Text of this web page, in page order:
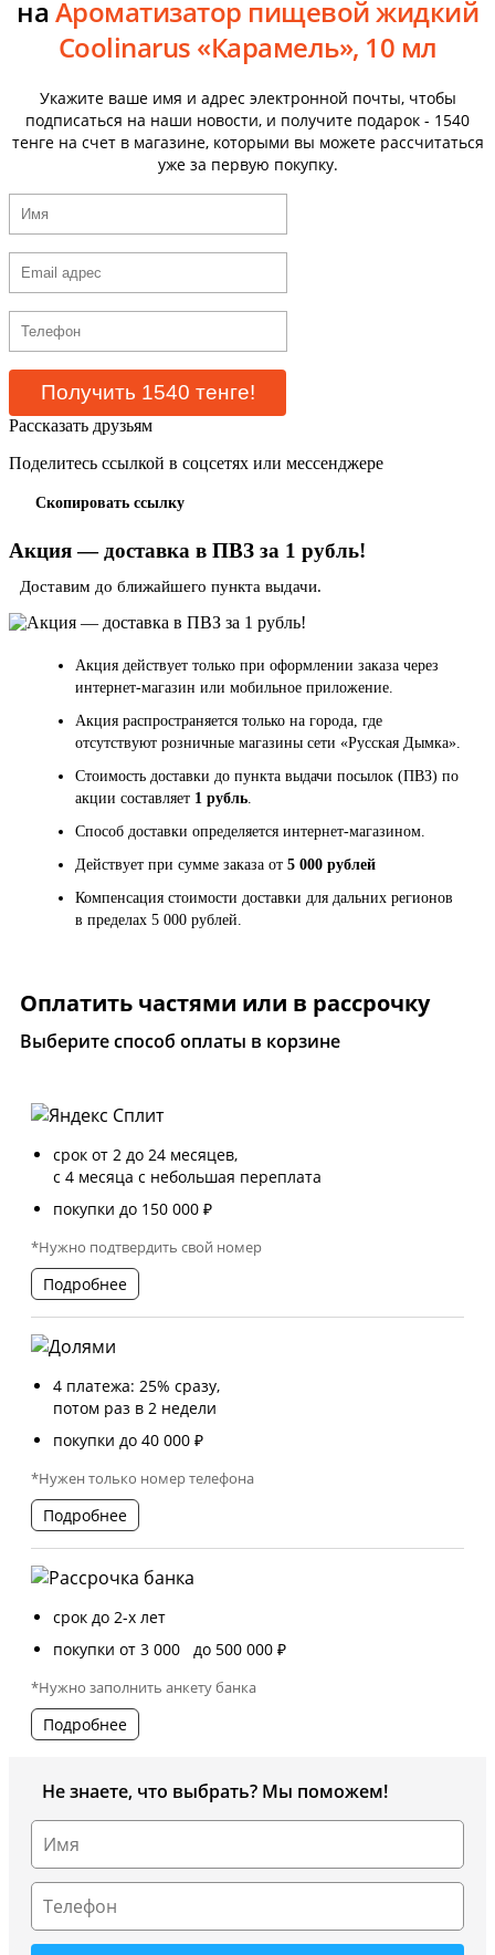
на Ароматизатор пищевой жидкий
Coolinarus «Карамель», 10 мл
Укажите ваше имя и адрес электронной почты, чтобы
подписаться на наши новости, и получите подарок - 1540
тенге на счет в магазине, которыми вы можете рассчитаться
уже за первую покупку.
Рассказать друзьям
Поделитесь ссылкой в соцсетях или мессенджере
Скопировать ссылку
Акция — доставка в ПВЗ за 1 рубль!
Доставим до ближайшего пункта выдачи.
Акция действует только при оформлении заказа через
интернет-магазин или мобильное приложение.
Акция распространяется только на города, где
отсутствуют розничные магазины сети «Русская Дымка».
Стоимость доставки до пункта выдачи посылок (ПВЗ) по
акции составляет 1 рубль
Способ доставки определяется интернет-магазином.
Действует при сумме заказа от 5 000 рублей
Компенсация стоимости доставки для дальних регионов
в пределах 5 000 рублей.
Оплатить частями или в рассрочку
Выберите способ оплаты в корзине
срок от 2 до 24 месяцев,
с 4 месяца с небольшая переплата
покупки до 150 000 ₽
*Нужно подтвердить свой номер
Подробнее
4 платежа: 25% сразу,
потом раз в 2 недели
покупки до 40 000 ₽
*Нужен только номер телефона
Подробнее
срок до 2-х лет
покупки от 3 000 до 500 000 ₽
*Нужно заполнить анкету банка
Подробнее
Не знаете, что выбрать? Мы поможем!